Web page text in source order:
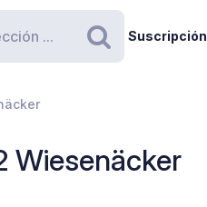
Buscar
Suscripción
Wiesenäcker